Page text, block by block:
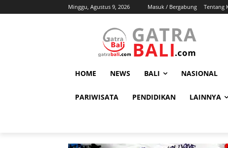
Minggu, Agustus 9, 2026 Masuk / Bergabung Tentang
HOME NEWS BALI NASIONAL
PARIWISATA PENDIDIKAN LAINNYA